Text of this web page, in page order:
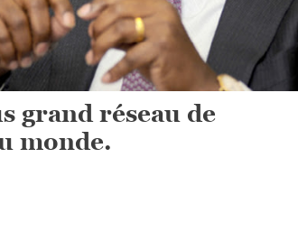
grand réseau de
monde.